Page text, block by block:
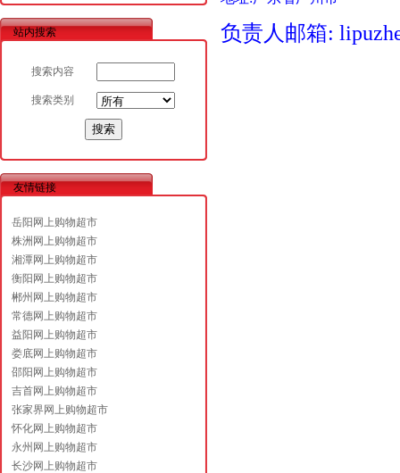
站内搜索
搜索内容
搜索类别
友情链接
岳阳网上购物超市
株洲网上购物超市
湘潭网上购物超市
衡阳网上购物超市
郴州网上购物超市
常德网上购物超市
益阳网上购物超市
娄底网上购物超市
邵阳网上购物超市
吉首网上购物超市
张家界网上购物超市
怀化网上购物超市
永州网上购物超市
长沙网上购物超市
负责人邮箱: